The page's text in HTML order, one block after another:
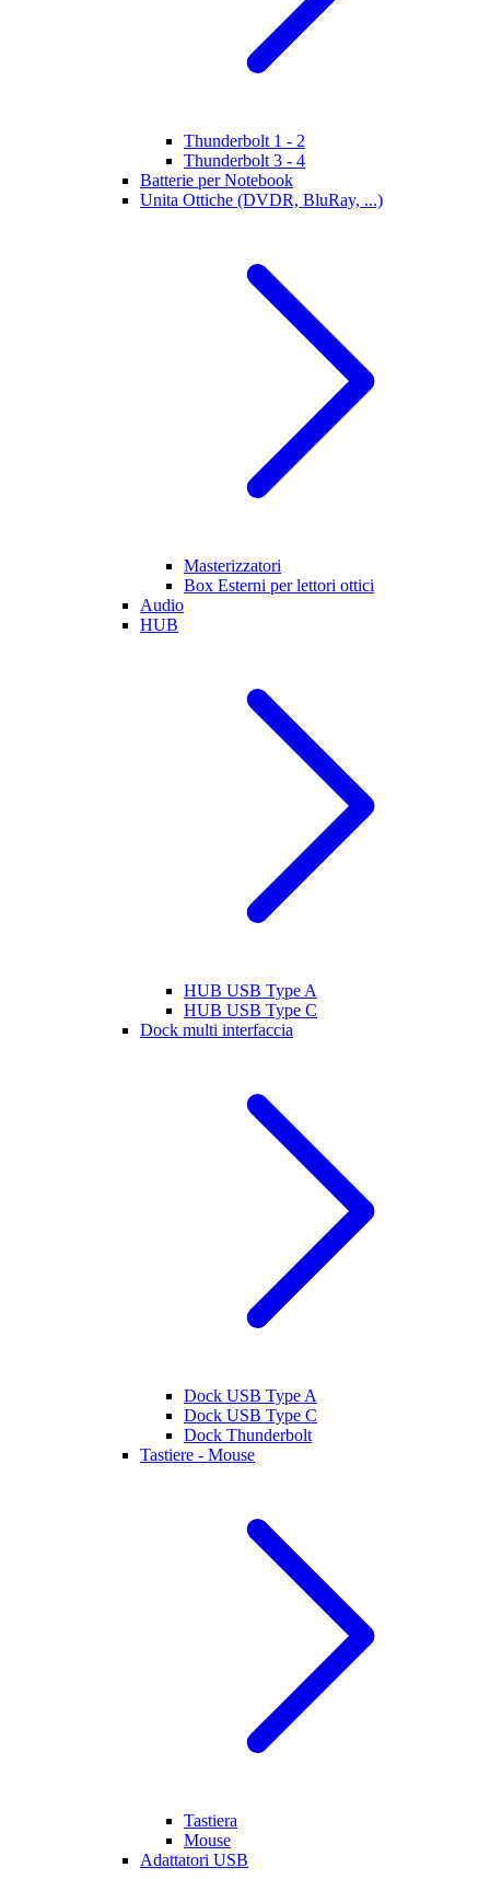
Thunderbolt 1 - 2
Thunderbolt 3 - 4
Batterie per Notebook
Unita Ottiche (DVDR, BluRay, ...)
Masterizzatori
Box Esterni per lettori ottici
Audio
HUB
HUB USB Type A
HUB USB Type C
Dock multi interfaccia
Dock USB Type A
Dock USB Type C
Dock Thunderbolt
Tastiere - Mouse
Tastiera
Mouse
Adattatori USB